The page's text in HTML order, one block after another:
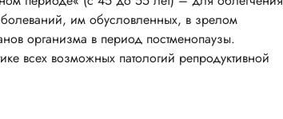
им обусловленных, в зрелом
организма в период постменопаузы.
всех возможных патологий репродуктивной